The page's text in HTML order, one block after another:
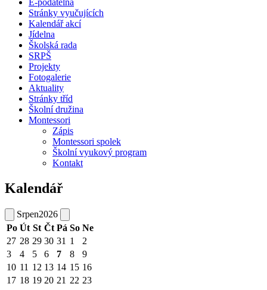
E-podatelna
Stránky vyučujících
Kalendář akcí
Jídelna
Školská rada
SRPŠ
Projekty
Fotogalerie
Aktuality
Stránky tříd
Školní družina
Montessori
Zápis
Montessori spolek
Školní vyukový program
Kontakt
Kalendář
Srpen2026
Po Út St Čt Pá So Ne
27 28 29 30 31 1
2
3
4 5 6 7 8
9
10 11 12 13 14 15 16
17 18 19 20 21 22 23